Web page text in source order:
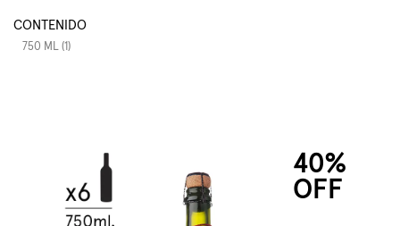
CONTENIDO
750 ML (1)
40%
OFF